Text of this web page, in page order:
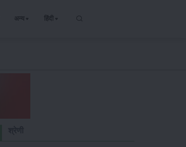
अन्य हिंदी